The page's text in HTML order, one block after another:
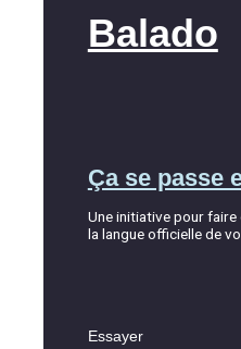
Balado
Ça se passe
Une initiative pour faire
la langue officielle de
Essayer